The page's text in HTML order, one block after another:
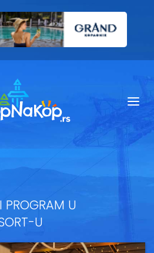
Ugostiteljstvo
Kop Info
Ski škole
Ski renta
U
U